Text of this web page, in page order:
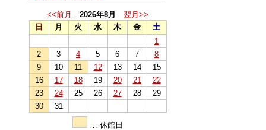
<<前月 2026年8月
翌月>>
日
月 火 水 木 金
土
1
2
3 4 5 6 7
8
9
10 11 12 13 14
15
16
17 18 19 20 21
22
23
24 25 26 27 28
29
30
31
… 休館日